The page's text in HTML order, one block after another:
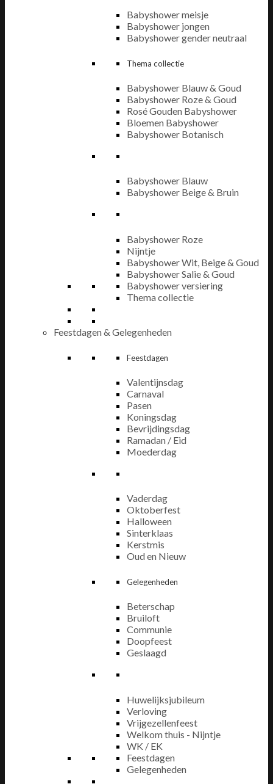
Babyshower meisje
Babyshower jongen
Babyshower gender neutraal
Thema collectie
Babyshower Blauw & Goud
Babyshower Roze & Goud
Rosé Gouden Babyshower
Bloemen Babyshower
Babyshower Botanisch
Babyshower Blauw
Babyshower Beige & Bruin
Babyshower Roze
Nijntje
Babyshower Wit, Beige & Goud
Babyshower Salie & Goud
Babyshower versiering
Thema collectie
Feestdagen & Gelegenheden
Feestdagen
Valentijnsdag
Carnaval
Pasen
Koningsdag
Bevrijdingsdag
Ramadan / Eid
Moederdag
Vaderdag
Oktoberfest
Halloween
Sinterklaas
Kerstmis
Oud en Nieuw
Gelegenheden
Beterschap
Bruiloft
Communie
Doopfeest
Geslaagd
Huwelijksjubileum
Verloving
Vrijgezellenfeest
Welkom thuis - Nijntje
WK / EK
Feestdagen
Gelegenheden